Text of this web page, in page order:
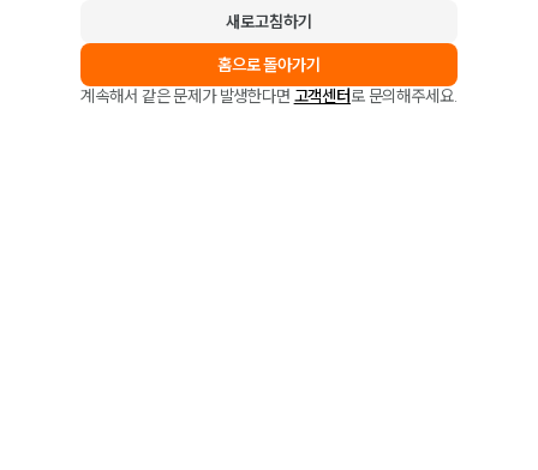
새로고침하기
홈으로 돌아가기
계속해서 같은 문제가 발생한다면 고객센터로 문의해주세요.